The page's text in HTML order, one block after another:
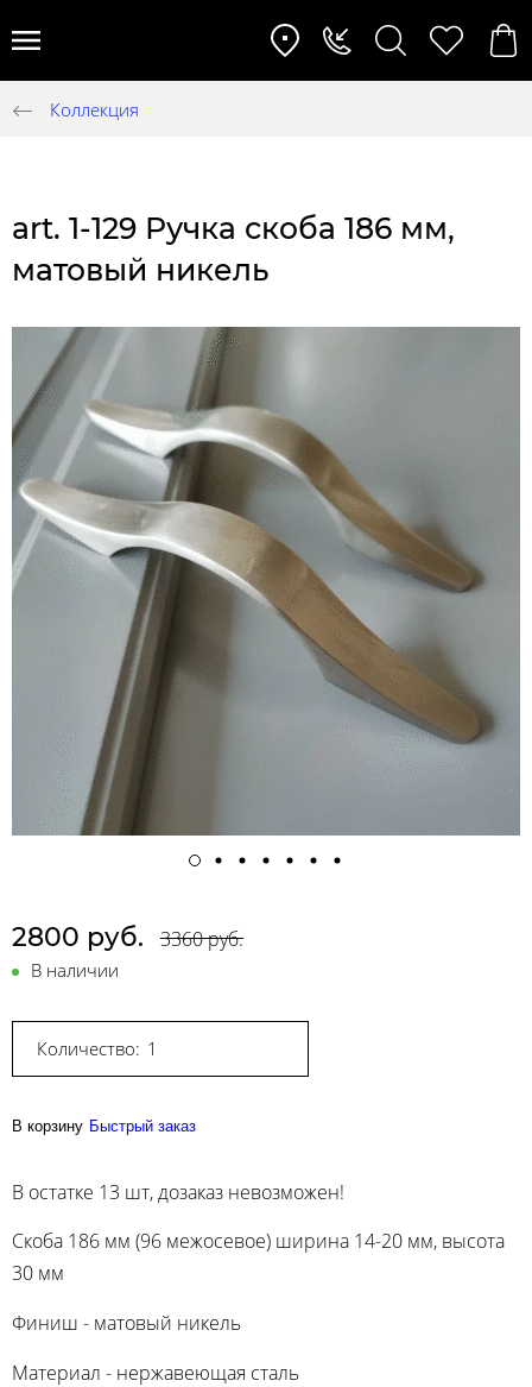
Коллекция
art. 1-129 Ручка скоба 186 мм,
матовый никель
2800 руб. 3360 руб.
В наличии
Количество:
В корзину Быстрый заказ
В остатке 13 шт, дозаказ невозможен!
Скоба 186 мм (96 межосевое) ширина 14-20 мм, высота
30 мм
Финиш - матовый никель
Материал - нержавеющая сталь